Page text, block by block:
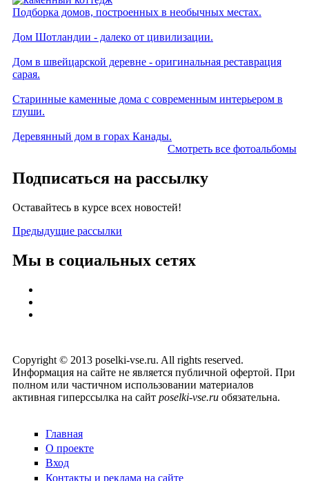
Подборка домов, построенных в необычных местах.
Дом Шотландии - далеко от цивилизации.
Дом в швейцарской деревне - оригинальная реставрация
сарая.
Старинные каменные дома с современным интерьером в
глуши.
Деревянный дом в горах Канады.
Смотреть все фотоальбомы
Подписаться на рассылку
Оставайтесь в курсе всех новостей!
Предыдущие рассылки
Мы в социальных сетях
Copyright © 2013 poselki-vse.ru. All rights reserved.
Информация на сайте не является публичной офертой. При
полном или частичном использовании материалов
активная гиперссылка на сайт poselki-vse.ru​ обязательна.
Главная
О проекте
Вход
Контакты и реклама на сайте